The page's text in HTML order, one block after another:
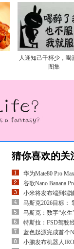
人逢知己千杯少，喝
图集
猜你喜欢的关
华为Mate80 Pro
谷歌Nano Banana
小米将发布端到端
马斯克2026目标：
马斯克：数字“永
特斯拉：FSD驾驶
蓝色起源完成首个
小鹏发布机器人